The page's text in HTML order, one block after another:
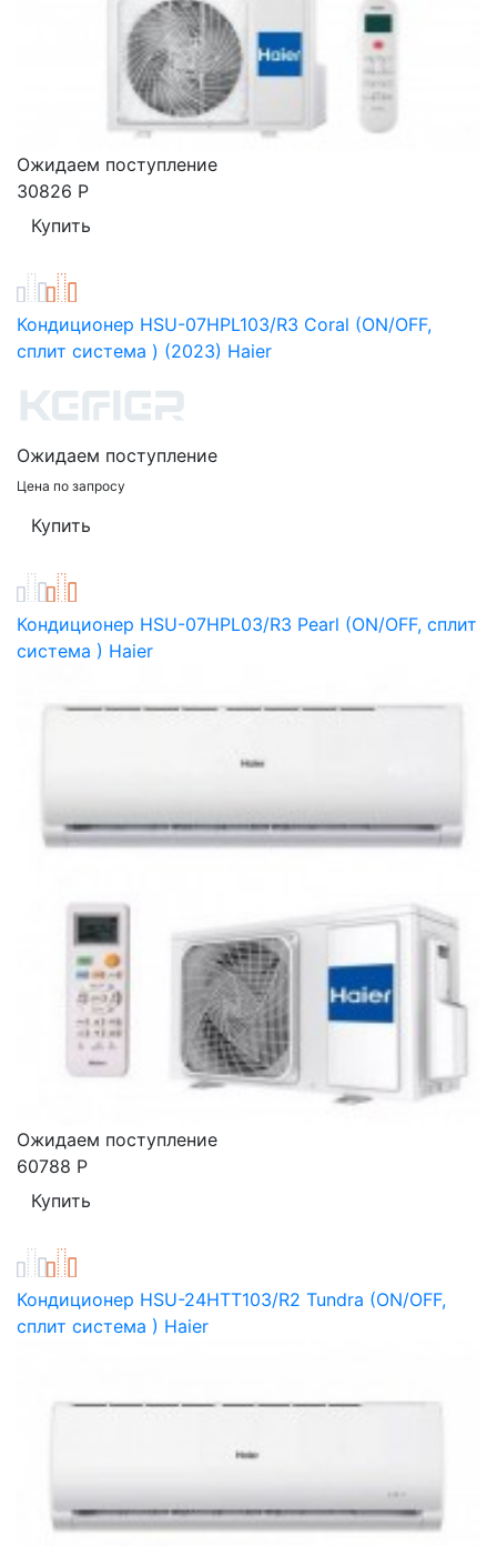
Ожидаем поступление
30826 Р
Кондиционер HSU-07HPL103/R3 Coral (ON/OFF,
сплит система ) (2023) Haier
Ожидаем поступление
Цена по запросу
Кондиционер HSU-07HPL03/R3 Pearl (ON/OFF, сплит
система ) Haier
Ожидаем поступление
60788 Р
Кондиционер HSU-24HTT103/R2 Tundra (ON/OFF,
сплит система ) Haier